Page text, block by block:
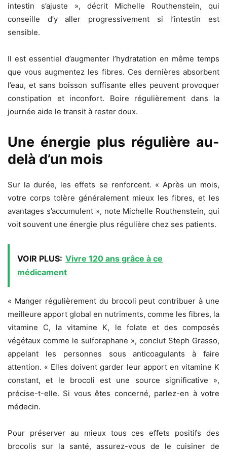
intestin s’ajuste », décrit Michelle Routhenstein, qui
conseille d’y aller progressivement si l’intestin est
sensible.
Il est essentiel d’augmenter l’hydratation en même temps
que vous augmentez les fibres. Ces dernières absorbent
l’eau, et sans boisson suffisante elles peuvent provoquer
constipation et inconfort. Boire régulièrement dans la
journée aide le transit à rester doux.
Une énergie plus régulière au-
delà d’un mois
Sur la durée, les effets se renforcent. « Après un mois,
votre corps tolère généralement mieux les fibres, et les
avantages s’accumulent », note Michelle Routhenstein, qui
voit souvent une énergie plus régulière chez ses patients.
VOIR PLUS: Vivre 120 ans grâce à ce
médicament
« Manger régulièrement du brocoli peut contribuer à une
meilleure apport global en nutriments, comme les fibres, la
vitamine C, la vitamine K, le folate et des composés
végétaux comme le sulforaphane », conclut Steph Grasso,
appelant les personnes sous anticoagulants à faire
attention. « Elles doivent garder leur apport en vitamine K
constant, et le brocoli est une source significative »,
précise-t-elle. Si vous êtes concerné, parlez-en à votre
médecin.
Pour préserver au mieux tous ces effets positifs des
brocolis sur la santé, assurez-vous de le cuisiner de